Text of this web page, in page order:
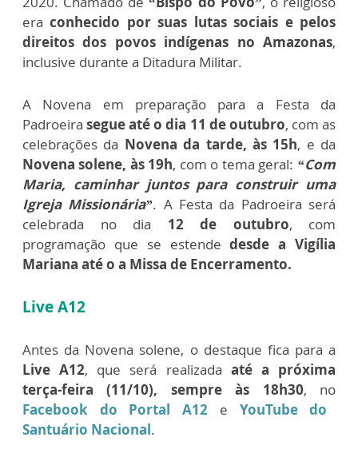
eraconhecido por suas lutas sociais e pelos
direitos dos povos indígenas no Amazonas,
inclusive durante a Ditadura Militar.
A Novena em preparação para a Festa da
Padroeirasegue até o dia 11 de outubro, com as
celebrações da Novena da tarde, às 15h, e da
Novena solene, às 19h, com o tema geral: “Com
Maria, caminhar juntos para construir uma
Igreja Missionária”. A Festa da Padroeira será
celebrada no dia 12 de outubro, com
programação que se estendedesde a Vigília
Mariana até o a Missa de Encerramento.
Live A12
Antes da Novena solene, o destaque fica para a
Live A12, que será realizada até a próxima
terça-feira (11/10), sempre às 18h30, no
Facebook do Portal A12 e YouTube do
Santuário Nacional.